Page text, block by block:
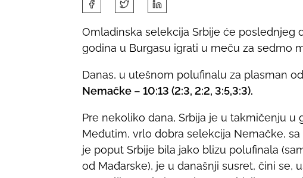
a
r
t
h
i
s
p
o
Omladinska selekcija Srbije će poslednjeg
godina u Burgasu igrati u meču za sedmo
Danas, u utešnom polufinalu za plasman
Nemačke – 10:13 (2:3, 2:2, 3:5,3:3).
Pre nekoliko dana, Srbija je u takmičenju u
Međutim, vrlo dobra selekcija Nemačke,
je poput Srbije bila jako blizu polufinala
od Mađarske), je u današnji susret, čini se,